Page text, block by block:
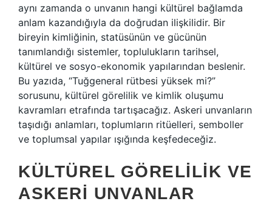
aynı zamanda o unvanın hangi kültürel bağlamda
anlam kazandığıyla da doğrudan ilişkilidir. Bir
bireyin kimliğinin, statüsünün ve gücünün
tanımlandığı sistemler, toplulukların tarihsel,
kültürel ve sosyo-ekonomik yapılarından beslenir.
Bu yazıda, “Tuğgeneral rütbesi yüksek mi?”
sorusunu, kültürel görelilik ve kimlik oluşumu
kavramları etrafında tartışacağız. Askeri unvanların
taşıdığı anlamları, toplumların ritüelleri, semboller
ve toplumsal yapılar ışığında keşfedeceğiz.
KÜLTÜREL GÖRELILIK VE
ASKERI UNVANLAR